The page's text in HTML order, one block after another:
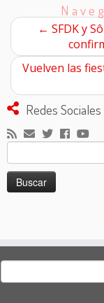
← SFDK y
Vuelven las
Redes Sociales
Buscar:
Buscar: